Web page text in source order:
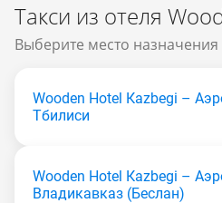
Такси из отеля
Выберите место назначения
Wooden Hotel Каzbеgi –
Тбилиси
Wooden Hotel Каzbеgi –
Владикавказ (Беслан)